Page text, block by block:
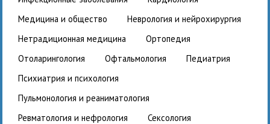
медицина и общество
неврология и нейрохирургия
нетрадиционная медицина
ортопедия
отоларингология
офтальмология
педиатрия
психиатрия и психология
пульмонология и реаниматология
ревматология и нефрология
сексология